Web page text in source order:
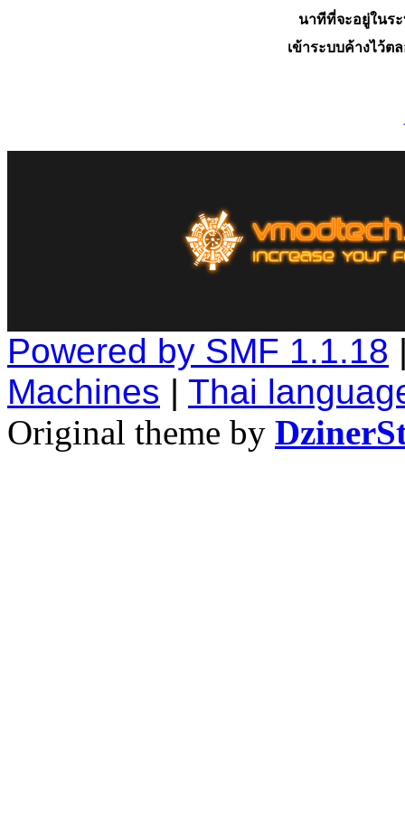
นาทีที่จะอยู่ในร
เข้าระบบค้างไว้ต
Powered by SMF 1.1.18
Machines | Thai
Original theme by